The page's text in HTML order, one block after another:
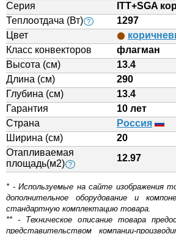
Серия
ITT+SGA
Теплоотдача (Вт) ?
1297
Цвет
Класс конвекторов
флагман
Высота (см)
13.4
Длина (см)
290
Глубина (см)
13.4
Гарантия
10 лет
Страна
Россия
Ширина (см)
20
Отапливаемая
площадь(м2) ?
12.97
* - Используемые на сайте изображения
дополнительное оборудование и
стандартную комплектацию товара.
** - Техническое описание товара
представительством компании-